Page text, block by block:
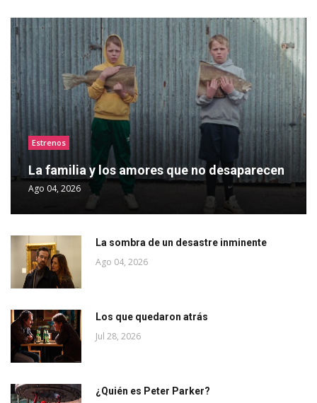
Estrenos
La familia y los amores que no desaparecen
Ago 04, 2026
La sombra de un desastre inminente
Ago 04, 2026
Los que quedaron atrás
Jul 28, 2026
¿Quién es Peter Parker?